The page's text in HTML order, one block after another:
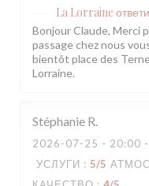
La Lorraine
Bonjour Claude, Merci
passage chez nous
bientôt place des
Lorraine.
Stéphanie R
2026-07-25 - 20:00
УСЛУГИ : 5/5